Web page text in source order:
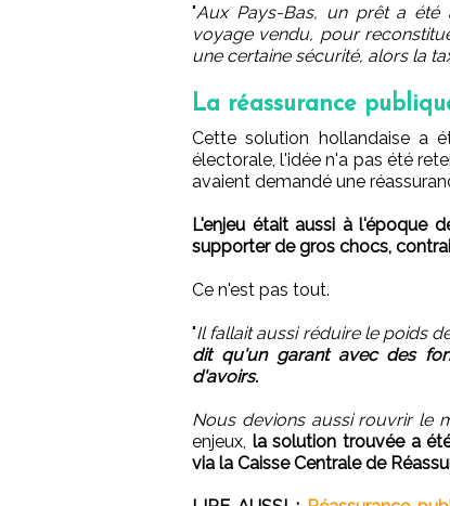
"Aux Pays-Bas, un prêt a été
voyage vendu, pour
une certaine sécurité, alors la
La réassurance
Cette solution hollandaise a
électorale, l'idée n'a pas été
avaient demandé une
L'enjeu était aussi à l'époque
supporter de gros chocs,
Ce n'est pas tout.
"Il fallait aussi réduire le poids
dit qu'un garant avec des
d'avoirs.
Nous devions aussi rouvrir le
enjeux, la solution trouvée a
via la Caisse Centrale de